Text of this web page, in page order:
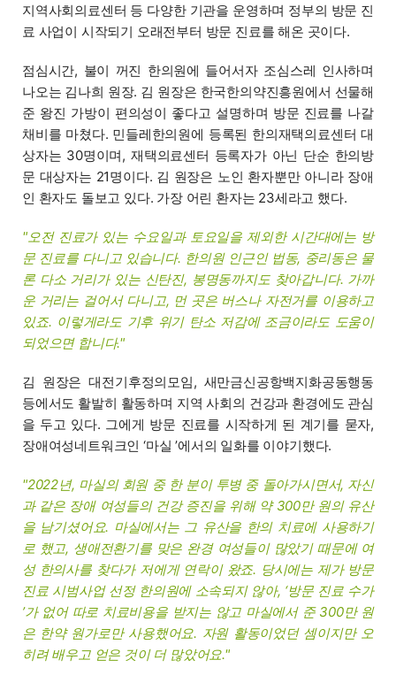
지역사회의료센터 등 다양한 기관을 운영하며 정부의 방문 진
료 사업이 시작되기 오래전부터 방문 진료를 해온 곳이다.
점심시간, 불이 꺼진 한의원에 들어서자 조심스레 인사하며
나오는 김나희 원장. 김 원장은 한국한의약진흥원에서 선물해
준 왕진 가방이 편의성이 좋다고 설명하며 방문 진료를 나갈
채비를 마쳤다. 민들레한의원에 등록된 한의재택의료센터 대
상자는 30명이며, 재택의료센터 등록자가 아닌 단순 한의방
문 대상자는 21명이다. 김 원장은 노인 환자뿐만 아니라 장애
인 환자도 돌보고 있다. 가장 어린 환자는 23세라고 했다.
"오전 진료가 있는 수요일과 토요일을 제외한 시간대에는 방
문 진료를 다니고 있습니다. 한의원 인근인 법동, 중리동은 물
론 다소 거리가 있는 신탄진, 봉명동까지도 찾아갑니다. 가까
운 거리는 걸어서 다니고, 먼 곳은 버스나 자전거를 이용하고
있죠. 이렇게라도 기후 위기 탄소 저감에 조금이라도 도움이
되었으면 합니다."
김 원장은 대전기후정의모임, 새만금신공항백지화공동행동
등에서도 활발히 활동하며 지역 사회의 건강과 환경에도 관심
을 두고 있다. 그에게 방문 진료를 시작하게 된 계기를 묻자,
장애여성네트워크인 ‘마실 ’에서의 일화를 이야기했다.
"2022년, 마실의 회원 중 한 분이 투병 중 돌아가시면서, 자신
과 같은 장애 여성들의 건강 증진을 위해 약 300만 원의 유산
을 남기셨어요. 마실에서는 그 유산을 한의 치료에 사용하기
로 했고, 생애전환기를 맞은 완경 여성들이 많았기 때문에 여
성 한의사를 찾다가 저에게 연락이 왔죠. 당시에는 제가 방문
진료 시범사업 선정 한의원에 소속되지 않아, ‘방문 진료 수가
’가 없어 따로 치료비용을 받지는 않고 마실에서 준 300만 원
은 한약 원가로만 사용했어요. 자원 활동이었던 셈이지만 오
히려 배우고 얻은 것이 더 많았어요."